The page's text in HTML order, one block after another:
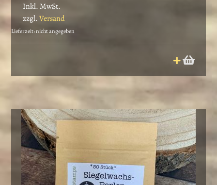
Inkl. MwSt.
zzgl.Versand
Lieferzeit: nicht angegeben